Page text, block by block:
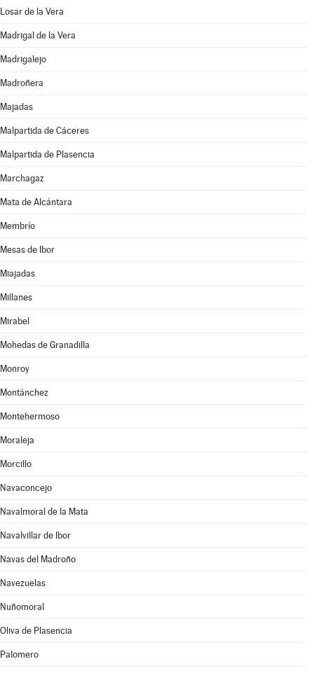
Losar de la Vera
Madrigal de la Vera
Madrigalejo
Madroñera
Majadas
Malpartida de Cáceres
Malpartida de Plasencia
Marchagaz
Mata de Alcántara
Membrío
Mesas de Ibor
Miajadas
Millanes
Mirabel
Mohedas de Granadilla
Monroy
Montánchez
Montehermoso
Moraleja
Morcillo
Navaconcejo
Navalmoral de la Mata
Navalvillar de Ibor
Navas del Madroño
Navezuelas
Nuñomoral
Oliva de Plasencia
Palomero